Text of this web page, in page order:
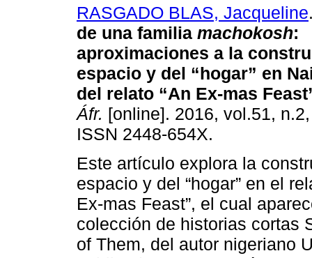
RASGADO BLAS, Jacqueline
de una familia machokosh:
aproximaciones a la
espacio y del “hogar” en
del relato “An Ex-mas
Áfr. [online]. 2016, vol.51,
ISSN 2448-654X.
Este artículo explora la
espacio y del “hogar” en el
Ex-mas Feast”, el cual
colección de historias cortas
of Them, del autor nigeriano